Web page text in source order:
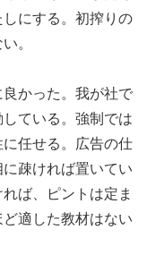
にする。初搾りの
。
かった。我が社で
ている。強制では
任せる。広告の仕
疎ければ置いてい
ば、ピントは定ま
適した教材はない